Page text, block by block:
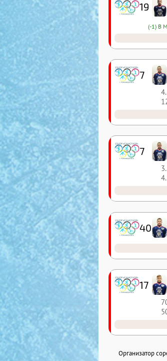
17
40
7
7
19
(-1) В
Организатор